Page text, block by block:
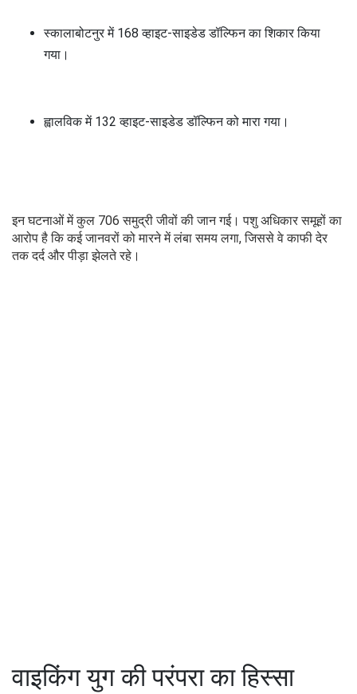
स्कालाबोटनुर में 168 व्हाइट-साइडेड डॉल्फिन का शिकार किया
गया।
ह्वालविक में 132 व्हाइट-साइडेड डॉल्फिन को मारा गया।
इन घटनाओं में कुल 706 समुद्री जीवों की जान गई। पशु अधिकार समूहों का
आरोप है कि कई जानवरों को मारने में लंबा समय लगा, जिससे वे काफी देर
तक दर्द और पीड़ा झेलते रहे।
वाइकिंग युग की परंपरा का हिस्सा